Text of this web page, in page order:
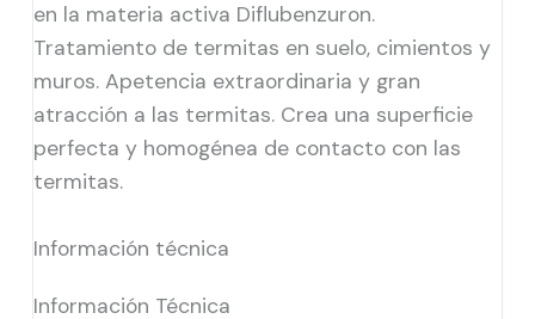
en la materia activa Diflubenzuron.
Tratamiento de termitas en suelo, cimientos y
muros. Apetencia extraordinaria y gran
atracción a las termitas. Crea una superficie
perfecta y homogénea de contacto con las
termitas.
Información técnica
Información Técnica